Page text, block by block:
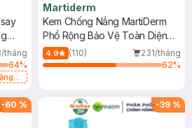
tháng
64%
Martiderm
Kem Chống Nắng MartiDerm
Phổ Rộng Bảo Vệ Toàn Diện
40ml
4.9 (110)
231/tháng
62%
-60 % -39 %